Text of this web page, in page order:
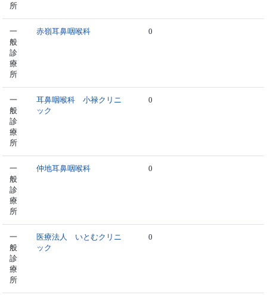
所
一
般
診
療
所
赤嶺耳鼻咽喉科 0
一
般
診
療
所
耳鼻咽喉科 小禄クリニ
ック
0
一
般
診
療
所
仲地耳鼻咽喉科 0
一
般
診
療
所
医療法人 いとむクリニ
ック
0